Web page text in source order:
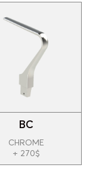
BC
CHROME
+ 270$